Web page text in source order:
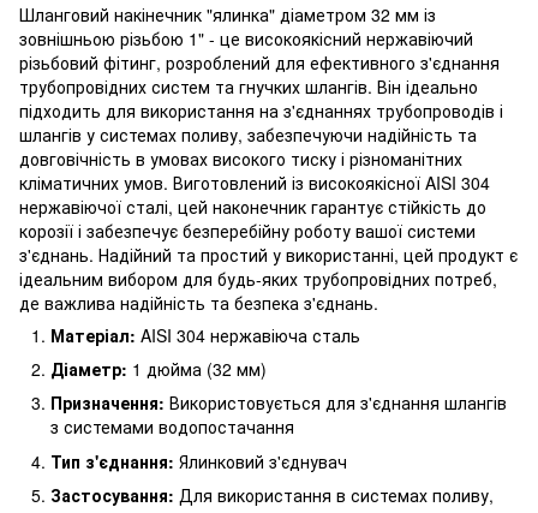
Шланговий накінечник "ялинка" діаметром 32 мм із
зовнішньою різьбою 1" - це високоякісний нержавіючий
різьбовий фітинг, розроблений для ефективного з'єднання
трубопровідних систем та гнучких шлангів. Він ідеально
підходить для використання на з'єднаннях трубопроводів і
шлангів у системах поливу, забезпечуючи надійність та
довговічність в умовах високого тиску і різноманітних
кліматичних умов. Виготовлений із високоякісної AISI 304
нержавіючої сталі, цей наконечник гарантує стійкість до
корозії і забезпечує безперебійну роботу вашої системи
з'єднань. Надійний та простий у використанні, цей продукт є
ідеальним вибором для будь-яких трубопровідних потреб,
де важлива надійність та безпека з'єднань.
Матеріал: AISI 304 нержавіюча сталь
Діаметр: 1 дюйма (32 мм)
Призначення: Використовується для з'єднання шлангів
з системами водопостачання
Тип з'єднання: Ялинковий з'єднувач
Застосування: Для використання в системах поливу,